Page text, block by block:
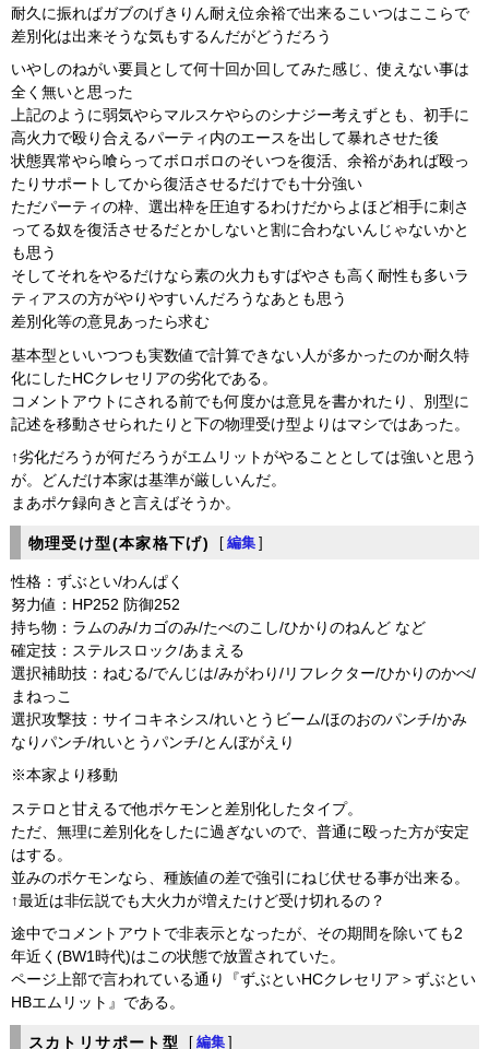
耐久に振ればガブのげきりん耐え位余裕で出来るこいつはここらで
差別化は出来そうな気もするんだがどうだろう
いやしのねがい要員として何十回か回してみた感じ、使えない事は
全く無いと思った
上記のように弱気やらマルスケやらのシナジー考えずとも、初手に
高火力で殴り合えるパーティ内のエースを出して暴れさせた後
状態異常やら喰らってボロボロのそいつを復活、余裕があれば殴っ
たりサポートしてから復活させるだけでも十分強い
ただパーティの枠、選出枠を圧迫するわけだからよほど相手に刺さ
ってる奴を復活させるだとかしないと割に合わないんじゃないかと
も思う
そしてそれをやるだけなら素の火力もすばやさも高く耐性も多いラ
ティアスの方がやりやすいんだろうなあとも思う
差別化等の意見あったら求む
基本型といいつつも実数値で計算できない人が多かったのか耐久特
化にしたHCクレセリアの劣化である。
コメントアウトにされる前でも何度かは意見を書かれたり、別型に
記述を移動させられたりと下の物理受け型よりはマシではあった。
↑劣化だろうが何だろうがエムリットがやることとしては強いと思う
が。どんだけ本家は基準が厳しいんだ。
まあポケ録向きと言えばそうか。
物理受け型(本家格下げ) [ 編集 ]
性格：ずぶとい/わんぱく
努力値：HP252 防御252
持ち物：ラムのみ/カゴのみ/たべのこし/ひかりのねんど など
確定技：ステルスロック/あまえる
選択補助技：ねむる/でんじは/みがわり/リフレクター/ひかりのかべ/
まねっこ
選択攻撃技：サイコキネシス/れいとうビーム/ほのおのパンチ/かみ
なりパンチ/れいとうパンチ/とんぼがえり
※本家より移動
ステロと甘えるで他ポケモンと差別化したタイプ。
ただ、無理に差別化をしたに過ぎないので、普通に殴った方が安定
はする。
並みのポケモンなら、種族値の差で強引にねじ伏せる事が出来る。
↑最近は非伝説でも大火力が増えたけど受け切れるの？
途中でコメントアウトで非表示となったが、その期間を除いても2
年近く(BW1時代)はこの状態で放置されていた。
ページ上部で言われている通り『ずぶといHCクレセリア＞ずぶとい
HBエムリット』である。
スカトリサポート型 [ 編集 ]